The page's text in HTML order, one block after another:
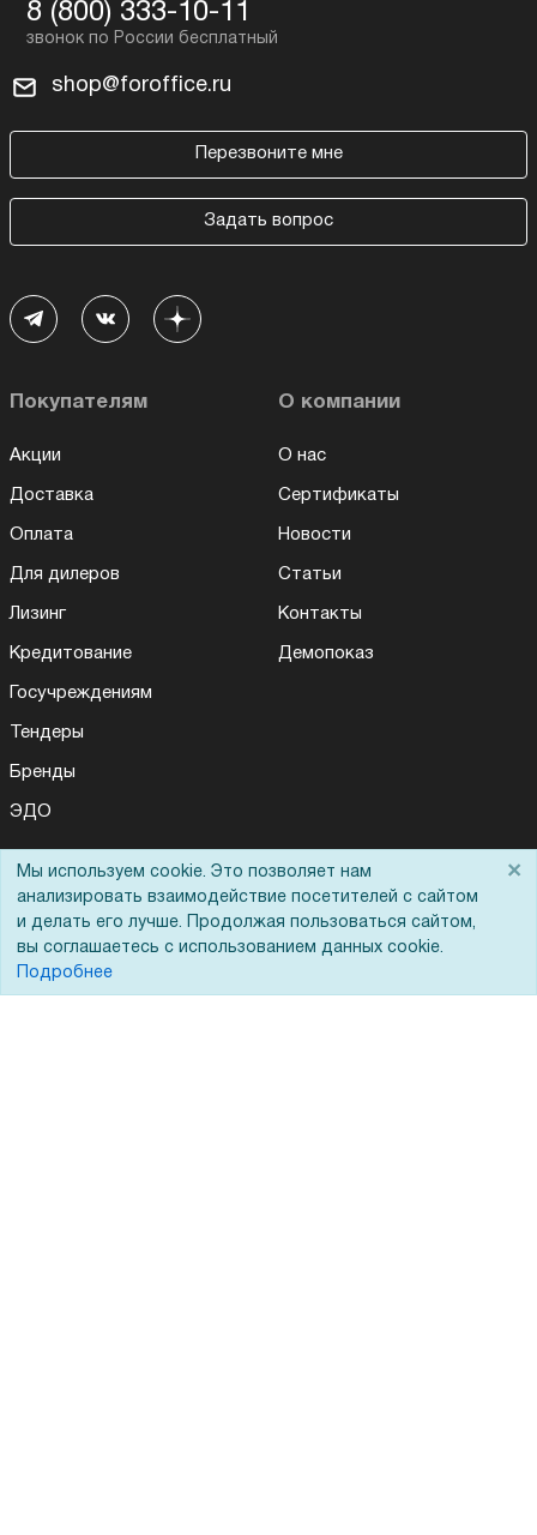
8 (800) 333-10-11
shop@foroffice.ru
Перезвоните мне
Задать вопрос
Покупателям
Акции
Доставка
Оплата
Для дилеров
Лизинг
Кредитование
Госучреждениям
Тендеры
Бренды
ЭДО
О компании
О нас
Сертификаты
Новости
Статьи
Контакты
Демопоказ
Помощь
Вопрос-ответ
Реквизиты
Мы используем cookie. Это позволяет нам
анализировать взаимодействие посетителей с сайтом
и делать его лучше. Продолжая пользоваться сайтом,
вы соглашаетесь с использованием данных cookie.
Подробнее
×